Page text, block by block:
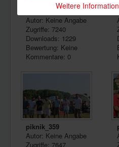
piknik_361
Autor: Keine Angabe
Zugriffe: 7240
Downloads: 1229
Bewertung: Keine
Kommentare: 0
piknik_359
Autor: Keine Angabe
Zugriffe: 7647
Weitere